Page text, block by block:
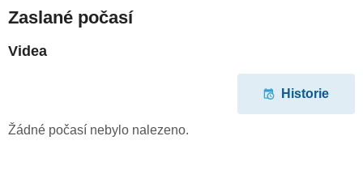
Zaslané počasí
Videa
Historie
Žádné počasí nebylo nalezeno.